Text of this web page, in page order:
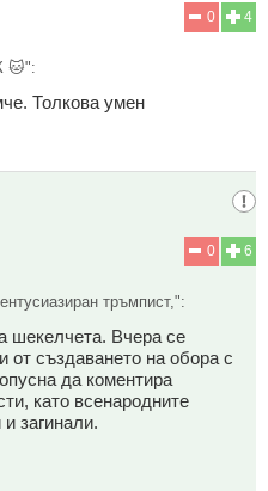
4
0
🐱":
Толкова умен
6
0
тръмпист,":
шекелчета. Вчера се
от създаването на обора с
да коментира
като всенародните
загинали.